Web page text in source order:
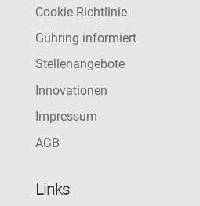
Cookie-Richtlinie
Gühring informiert
Stellenangebote
Innovationen
Impressum
AGB
Links